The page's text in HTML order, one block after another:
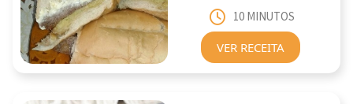
10 MINUTOS
VER RECEITA